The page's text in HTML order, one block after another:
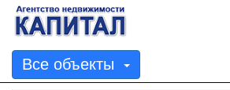
Все объекты